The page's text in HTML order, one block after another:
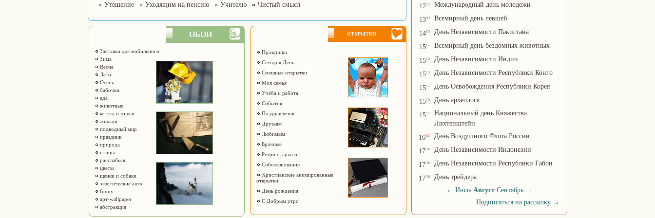
Утешение Уходящим на пенсию Учителю Чистый смысл
ОБОИ
Заставки для мобильного
Зима
Весна
Лето
Осень
бабочки
еда
животные
котята и кошки
лошади
подводный мир
праздник
природа
птицы
расслабься
цветы
щенки и собаки
экзотические авто
funny
арт-wallpaper
абстракция
ОТКРЫТКИ
Праздники
Сегодня День...
Смешные открытки
Моя семья
Учёба и работа
События
Поздравления
Друзьям
Любимым
Брачные
Ретро открытки
Соболезнования
Христианские анимированные
открытки
День рождения
С Добрым утро
12ср Международный день молодежи
13чт Всемирный день левшей
14пт День Независимости Пакистана
15сб Всемирный день бездомных животных
15сб День Независимости Индии
15сб День Независимости Республики Конго
15сб День Освобождения Республики Корея
15сб День археолога
15сб
Национальный день Княжества
Лихтенштейн
16вс День Воздушного Флота России
17пн День Независимости Индонезии
17пн День Независимости Республики Габон
17пн
День трейдера
← Июль Август Сентябрь →
Подписаться на рассылку →